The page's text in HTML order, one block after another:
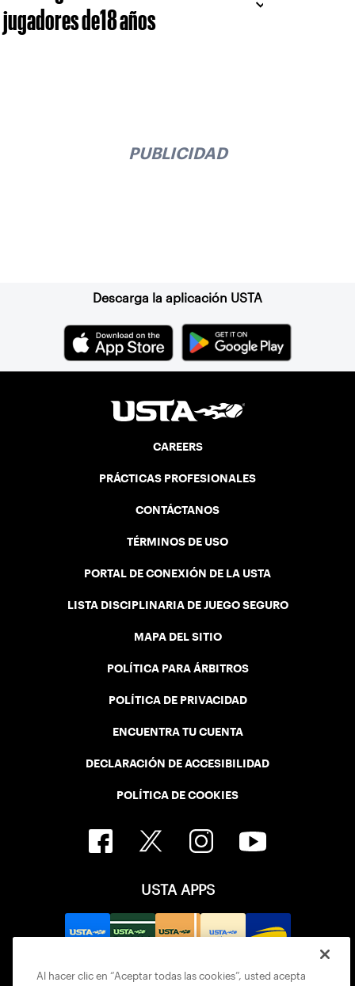
jugadores de18 años
PUBLICIDAD
Descarga la aplicación USTA
CAREERS
PRÁCTICAS PROFESIONALES
CONTÁCTANOS
TÉRMINOS DE USO
PORTAL DE CONEXIÓN DE LA USTA
LISTA DISCIPLINARIA DE JUEGO SEGURO
MAPA DEL SITIO
POLÍTICA PARA ÁRBITROS
POLÍTICA DE PRIVACIDAD
ENCUENTRA TU CUENTA
DECLARACIÓN DE ACCESIBILIDAD
POLÍTICA DE COOKIES
USTA APPS
Al hacer clic en “Aceptar todas las cookies”, usted acepta